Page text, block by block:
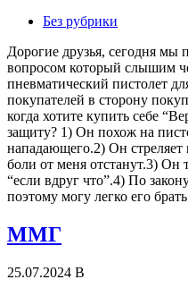
Без рубрики
Дорогие друзья, сегодня мы
вопросом который слышим
пневматический пистолет
покупателей в сторону
когда хотите купить себе
защиту? 1) Он похож на
нападающего.2) Он
боли от меня отстанут.3) Он
“если вдруг что”.4) По
поэтому могу легко его
ММГ
25.07.2024 В